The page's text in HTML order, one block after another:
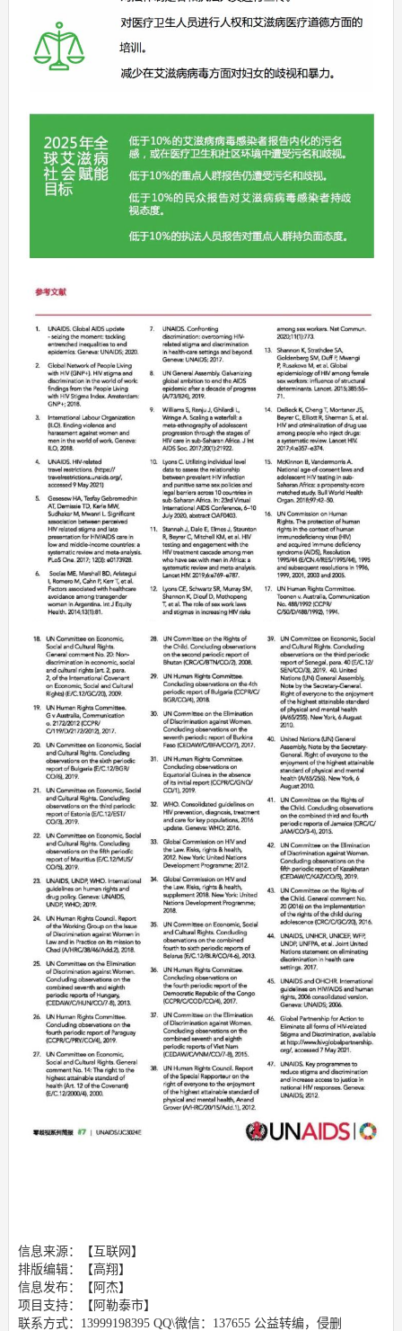
信息来源：【互联网】
排版编辑：【高翔】
信息发布：【阿杰】
项目支持：【阿勒泰市】
联系方式：13999198395 QQ\微信：137655 公益转编，侵删